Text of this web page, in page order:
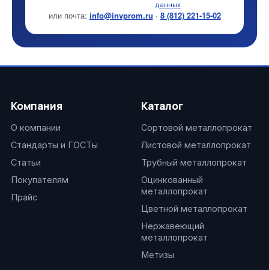
данных
или почта: info@invprom.ru · 8 (812) 221-15-02
Компания
О компании
Стандарты и ГОСТы
Статьи
Покупателям
Прайс
Каталог
Сортовой металлопрокат
Листовой металлопрокат
Трубный металлопрокат
Оцинкованный
металлопрокат
Цветной металлопрокат
Нержавеющий
металлопрокат
Метизы